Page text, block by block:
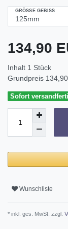
GRÖSSE GEBISS
134,90
Inhalt 1 Stück
Grundpreis
Sofort
Wunschliste
* inkl. ges. MwSt. zzgl.